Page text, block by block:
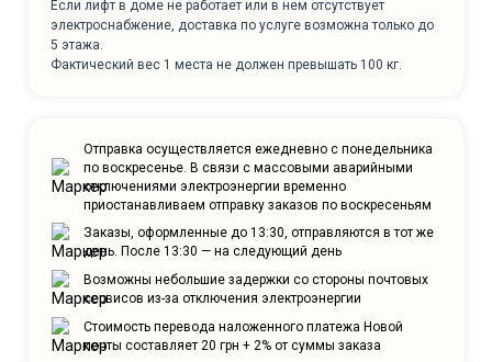
Если лифт в доме не работает или в нем отсутствует
электроснабжение, доставка по услуге возможна только до
5 этажа.
Фактический вес 1 места не должен превышать 100 кг.
Отправка осуществляется ежедневно с понедельника
по воскресенье. В связи с массовыми аварийными
отключениями электроэнергии временно
приостанавливаем отправку заказов по воскресеньям
Заказы, оформленные до 13:30, отправляются в тот же
день. После 13:30 — на следующий день
Возможны небольшие задержки со стороны почтовых
сервисов из-за отключения электроэнергии
Стоимость перевода наложенного платежа Новой
почты составляет 20 грн + 2% от суммы заказа